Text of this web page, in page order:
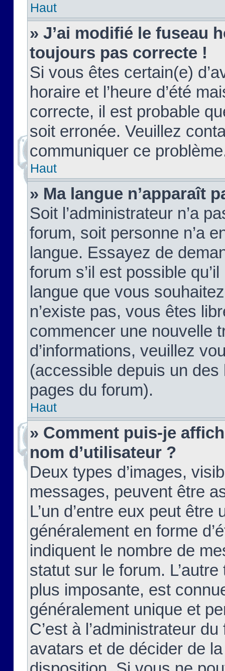
Haut
» J’ai modifié le fuseau
toujours pas correcte !
Si vous êtes certain(e)
horaire et l’heure d’été
correcte, il est probable
soit erronée. Veuillez
communiquer ce
Haut
» Ma langue n’apparaît
Soit l’administrateur n’a
forum, soit personne n’a
langue. Essayez de
forum s’il est possible
langue que vous
n’existe pas, vous êtes
commencer une nouvelle
d’informations, veuillez
(accessible depuis un
pages du forum).
Haut
» Comment puis-je
nom d’utilisateur ?
Deux types d’images,
messages, peuvent être
L’un d’entre eux peut
généralement en forme
indiquent le nombre de
statut sur le forum.
plus imposante, est
généralement unique et
C’est à l’administrateur
avatars et de décider de